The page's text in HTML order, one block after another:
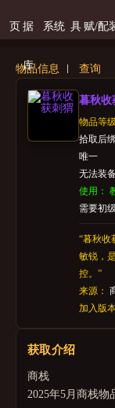
页 据
库
系统 具 赋/配
物品信息 查询
暮秋收
物品等
拾取后
唯一
无法装
使用：
需要初
“暮秋收
敏锐，
控。”
来源：
加入版
获取介绍
商栈
2025年5月商栈物